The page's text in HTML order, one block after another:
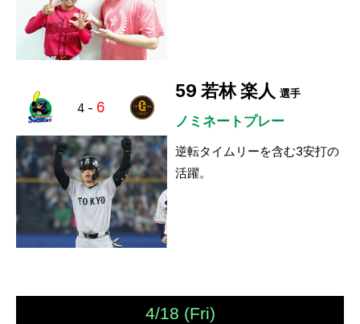
4 - 6
59 若林 楽人 選手
ノミネートプレー
逆転タイムリーを含む3安打の
活躍。
4/18 (Fri)